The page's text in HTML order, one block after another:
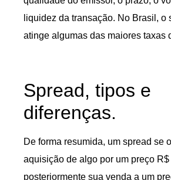
liquidez da transação. No Brasil, o
atinge algumas das maiores taxas
Spread, tipos e
diferenças.
De forma resumida, um spread se
aquisição de algo por um preço
posteriormente sua venda a um